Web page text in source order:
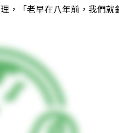
，「老早在八年前，我們就